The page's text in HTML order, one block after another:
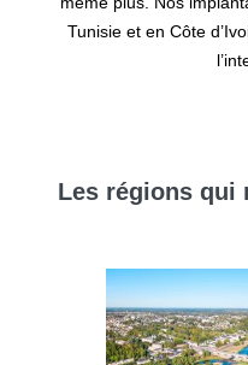
Tunisie et en Côte
Les régions qui